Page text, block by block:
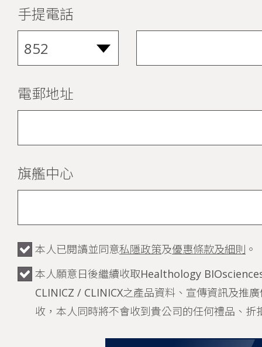
手提電話
電郵地址
旗艦中心
本人已閱讀並同意私隱政策及優惠條款及細則 。
本人願意日後繼續收取Healthology
CLINICZ / CLINICX之產品資料、宣傳資訊及推
收，本人同時將不會收到貴公司的任何禮品、折